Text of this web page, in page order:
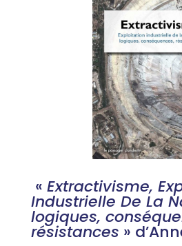
« Extractivisme,
Industrielle De La
logiques,
résistances »